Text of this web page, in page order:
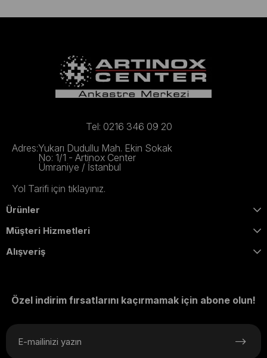
Tel: 0216 346 09 20
Adres:Yukarı Dudullu Mah. Ekin Sokak
No: 1/1 - Artinox Center
Ümraniye / İstanbul
Yol Tarifi için tıklayınız.
Ürünler
Müşteri Hizmetleri
Alışveriş
Özel indirim fırsatlarını kaçırmamak için abone olun!